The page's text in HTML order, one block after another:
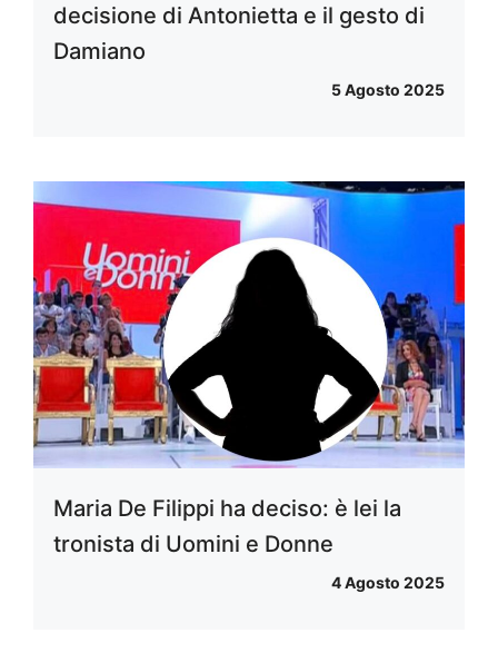
decisione di Antonietta e il gesto di
Damiano
5 Agosto 2025
Maria De Filippi ha deciso: è lei la
tronista di Uomini e Donne
4 Agosto 2025